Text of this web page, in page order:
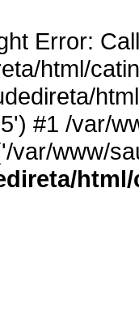
Error:
html/
#1 /var/
var/www/